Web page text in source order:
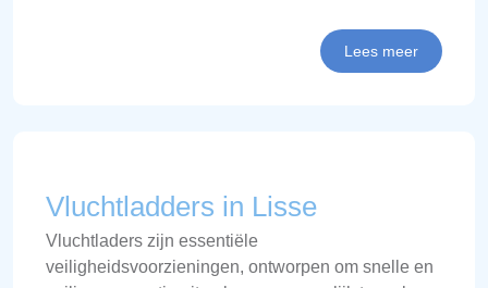
Lees meer
Vluchtladders in Lisse
Vluchtladers zijn essentiële
veiligheidsvoorzieningen, ontworpen om snelle en